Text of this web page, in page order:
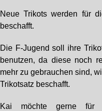
Neue Trikots werden für
beschafft.
Die F-Jugend soll ihre
benutzen, da diese noch
mehr zu gebrauchen sind,
Trikotsatz beschafft.
Kai möchte gerne für